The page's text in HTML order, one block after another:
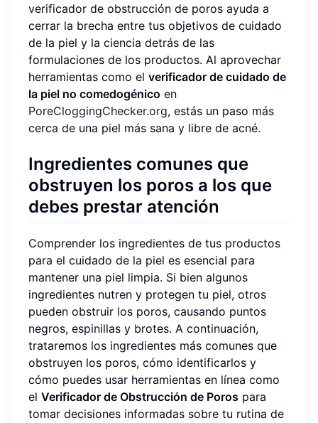
verificador de obstrucción de poros ayuda a
cerrar la brecha entre tus objetivos de cuidado
de la piel y la ciencia detrás de las
formulaciones de los productos. Al aprovechar
herramientas como el verificador de cuidado de
la piel no comedogénico en
PoreCloggingChecker.org, estás un paso más
cerca de una piel más sana y libre de acné.
Ingredientes comunes que
obstruyen los poros a los que
debes prestar atención
Comprender los ingredientes de tus productos
para el cuidado de la piel es esencial para
mantener una piel limpia. Si bien algunos
ingredientes nutren y protegen tu piel, otros
pueden obstruir los poros, causando puntos
negros, espinillas y brotes. A continuación,
trataremos los ingredientes más comunes que
obstruyen los poros, cómo identificarlos y
cómo puedes usar herramientas en línea como
el Verificador de Obstrucción de Poros para
tomar decisiones informadas sobre tu rutina de